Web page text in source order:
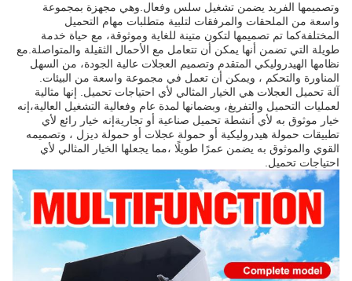
وتصميمها الفريد يضمن تشغيل سلس وفعال.وهي مجهزة بمجموعة
واسعة من الملحقات والمرفقات لتلبية متطلبات مهام التحميل
المختلفةكما تم تصميمها لتكون متينة للغاية وموثوقة، مع حياة خدمة
طويلة التي تضمن أنها يمكن أن تتعامل مع الأحمال الثقيلة والمتواصلة.مع
نظامها الهيدروليكي المتقدم وتصميم العجلات عالية الجودة، من السهل
المناورة والتحكم ، ويمكن أن تعمل في مجموعة واسعة من البيئات.
آلة تحميل العجلات هي الخيار المثالي لأي احتياجات تحميل. إنها مثالية
لعمليات التحميل والتفريغ، وبضمانها لمدة عام وفعالية التشغيل العالية،إنه
خيار موثوق به لأي أنشطة تحميل صناعية أو تجاريةإنه خيار رائع لأي
تطبيقات حمولة هيدروليكية أو حمولة عجلات أو حمولة ديزل ، وتصميمه
القوي والموثوق به يضمن عمرًا طويلًا ،مما يجعلها الخيار المثالي لأي
احتياجات تحميل.